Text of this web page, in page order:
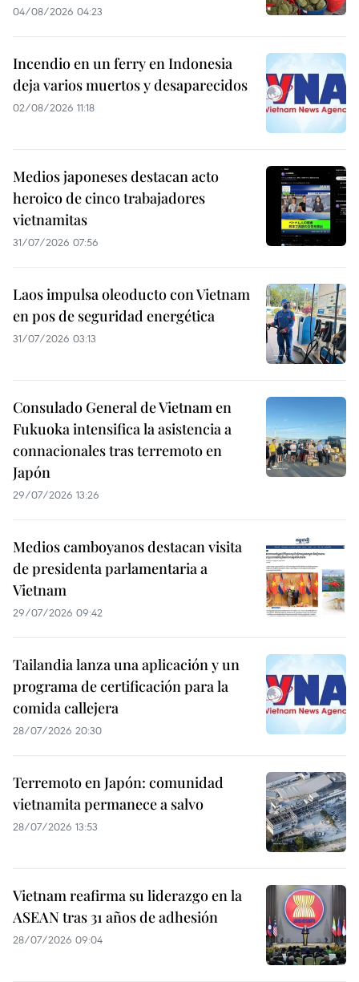
04/08/2026 04:23
Incendio en un ferry en Indonesia
deja varios muertos y desaparecidos
02/08/2026 11:18
Medios japoneses destacan acto
heroico de cinco trabajadores
vietnamitas
31/07/2026 07:56
Laos impulsa oleoducto con Vietnam
en pos de seguridad energética
31/07/2026 03:13
Consulado General de Vietnam en
Fukuoka intensifica la asistencia a
connacionales tras terremoto en
Japón
29/07/2026 13:26
Medios camboyanos destacan visita
de presidenta parlamentaria a
Vietnam
29/07/2026 09:42
Tailandia lanza una aplicación y un
programa de certificación para la
comida callejera
28/07/2026 20:30
Terremoto en Japón: comunidad
vietnamita permanece a salvo
28/07/2026 13:53
Vietnam reafirma su liderazgo en la
ASEAN tras 31 años de adhesión
28/07/2026 09:04